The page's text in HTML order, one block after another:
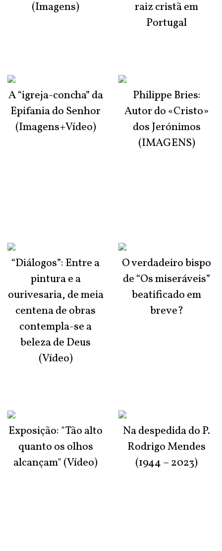
(Imagens)
A “igreja-concha” da
Epifania do Senhor
(Imagens+Vídeo)
“Diálogos”: Entre a
pintura e a
ourivesaria, de meia
centena de obras
contempla-se a
beleza de Deus
(Vídeo)
Exposição: "Tão alto
quanto os olhos
alcançam" (Vídeo)
raiz cristã em
Portugal
Philippe Bries:
Autor do «Cristo»
dos Jerónimos
(IMAGENS)
O verdadeiro bispo
de “Os miseráveis”
beatificado em
breve?
Na despedida do P.
Rodrigo Mendes
(1944 – 2023)